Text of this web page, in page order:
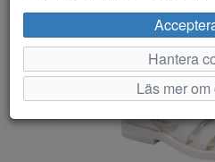
Hantera
Läs mer